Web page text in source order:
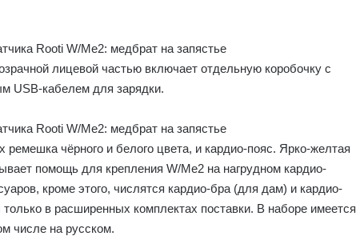
лицевой частью включает отдельную коробочку с
USB-кабелем для зарядки.
чёрного и белого цвета, и кардио-пояс. Ярко-желтая
помощь для крепления W/Me2 на нагрудном кардио-
кроме этого, числятся кардио-бра (для дам) и кардио-
в расширенных комплектах поставки. В наборе имеется
числе на русском.